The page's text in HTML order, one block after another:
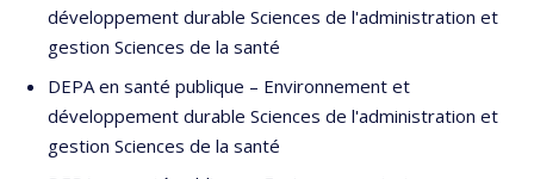
développement durable Sciences de l'administration et
gestion Sciences de la santé
DEPA en santé publique – Environnement et
développement durable Sciences de l'administration et
gestion Sciences de la santé